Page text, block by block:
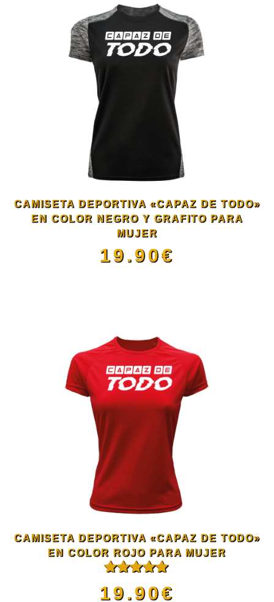
página
de
producto
tiene
múltiples
variantes.
opciones
se
pueden
elegir
página
de
producto
CAMISETA DEPORTIVA «CAPAZ DE TODO»
EN COLOR NEGRO Y GRAFITO PARA
MUJER
19.90€
tiene
múltiples
variantes.
Las
opciones
se
pueden
elegir
CAMISETA DEPORTIVA «CAPAZ DE TODO»
EN COLOR ROJO PARA MUJER
Valorado
con5.00de
19.90€